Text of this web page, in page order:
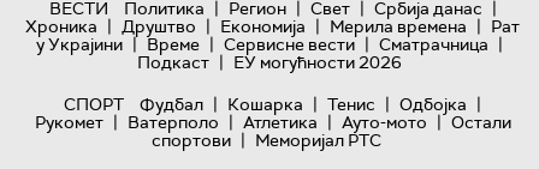
ВЕСТИ Политика | Регион | Свет | Србија данас |
Хроника | Друштво | Економија | Мерила времена | Рат
у Украјини | Време | Сервисне вести | Сматрачница |
Подкаст | ЕУ могућности 2026
СПОРТ
Фудбал | Кошарка | Тенис | Одбојка |
Рукомет | Ватерполо | Атлетика | Ауто-мото | Остали
спортови | Меморијал РТС